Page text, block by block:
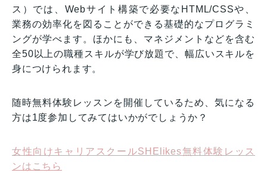
ス）では、Webサイト構築で必要なHTML/CSSや、
業務の効率化を図ることができる基礎的なプログラミ
ングが学べます。ほかにも、マネジメントなどを含む
全50以上の職種スキルが学び放題で、幅広いスキルを
身につけられます。
随時無料体験レッスンを開催しているため、気になる
方は1度参加してみてはいかがでしょうか？
女性向けキャリアスクールSHElikes無料体験レッス
ンはこちら